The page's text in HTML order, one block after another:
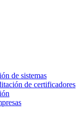
de sistemas
de certificadores